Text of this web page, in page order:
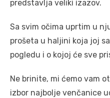
predstavlja veliki izazov.
Sa svim očima uprtim u
prošeta u haljini koja joj
pogledu i o kojoj će sve
Ne brinite, mi ćemo vam
izbor najbolje venčanice